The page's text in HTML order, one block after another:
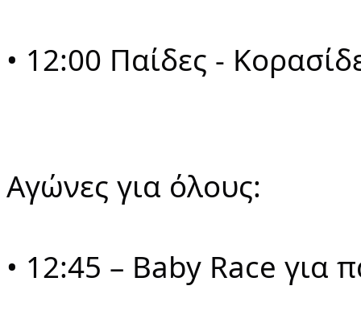
• 12:00 Παίδες -
Αγώνες για όλους:
• 12:45 – Baby Race για